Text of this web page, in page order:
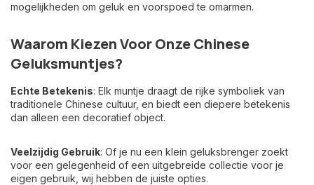
mogelijkheden om geluk en voorspoed te omarmen.
Waarom Kiezen Voor Onze Chinese
Geluksmuntjes?
Echte Betekenis: Elk muntje draagt de rijke symboliek van
traditionele Chinese cultuur, en biedt een diepere betekenis
dan alleen een decoratief object.
Veelzijdig Gebruik: Of je nu een klein geluksbrenger zoekt
voor een gelegenheid of een uitgebreide collectie voor je
eigen gebruik, wij hebben de juiste opties.